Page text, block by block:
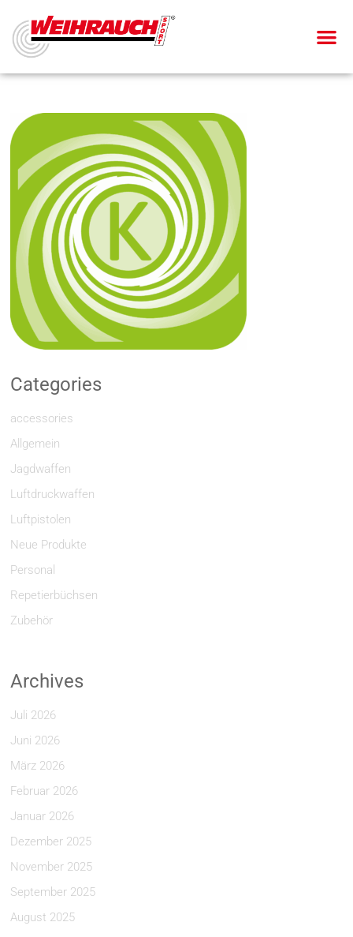
Categories
accessories
Allgemein
Jagdwaffen
Luftdruckwaffen
Luftpistolen
Neue Produkte
Personal
Repetierbüchsen
Zubehör
Archives
Juli 2026
Juni 2026
März 2026
Februar 2026
Januar 2026
Dezember 2025
November 2025
September 2025
August 2025